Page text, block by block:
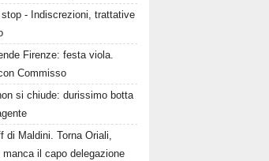
- Indiscrezioni, trattative
Firenze: festa viola.
Commisso
si chiude: durissimo botta
di Maldini. Torna Oriali,
il capo delegazione